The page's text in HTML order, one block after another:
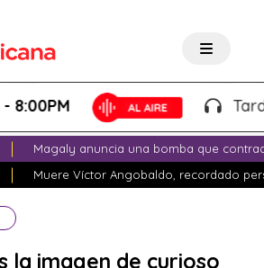
Tardeo
Magaly anuncia una bomba que
Muere Víctor Angobaldo, recordado
la imagen de curioso